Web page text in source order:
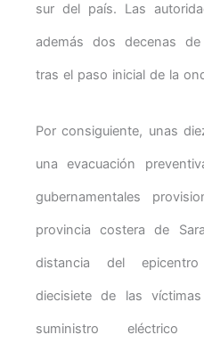
sur del país. Las
además dos decenas de
tras el paso inicial de la
Por consiguiente, unas
una evacuación
gubernamentales
provincia costera de
distancia del
diecisiete de las
suministro